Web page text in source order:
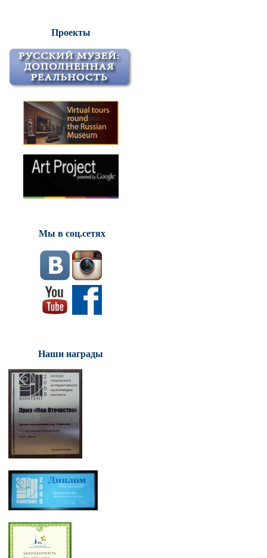
Проекты
Мы в соц.сетях
Наши награды